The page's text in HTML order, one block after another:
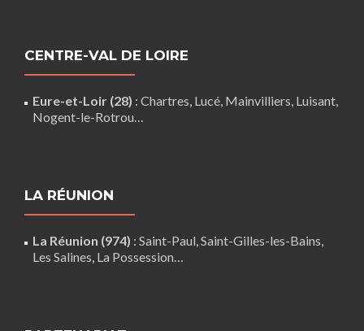
CENTRE-VAL DE LOIRE
Eure-et-Loir (28) : Chartres, Lucé, Mainvilliers, Luisant,
Nogent-le-Rotrou…
LA RÉUNION
La Réunion (974) : Saint-Paul,Saint-Gilles-les-Bains,
Les Salines, La Possession…